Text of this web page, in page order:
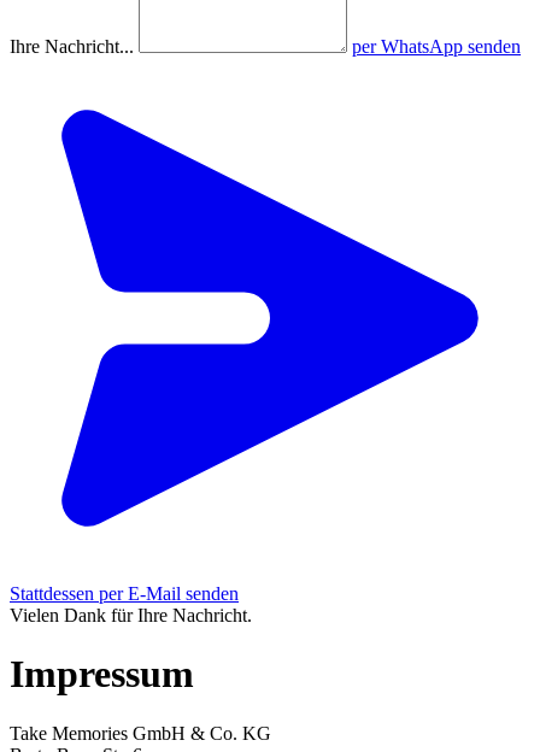
Ihre Nachricht... per WhatsApp senden
Stattdessen per E-Mail senden
Vielen Dank für Ihre Nachricht.
Impressum
Take Memories GmbH & Co. KG